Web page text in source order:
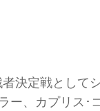
決定戦として
、カプリス･